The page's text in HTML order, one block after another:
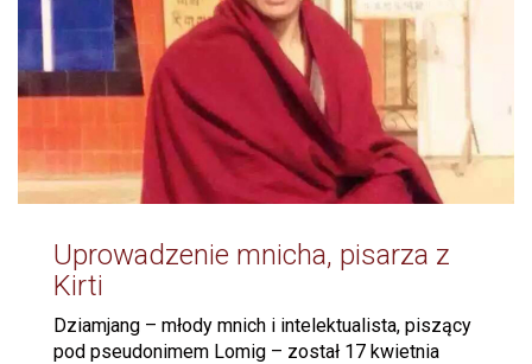
Uprowadzenie mnicha, pisarza z
Kirti
Dziamjang – młody mnich i intelektualista, piszący
pod pseudonimem Lomig – został 17 kwietnia